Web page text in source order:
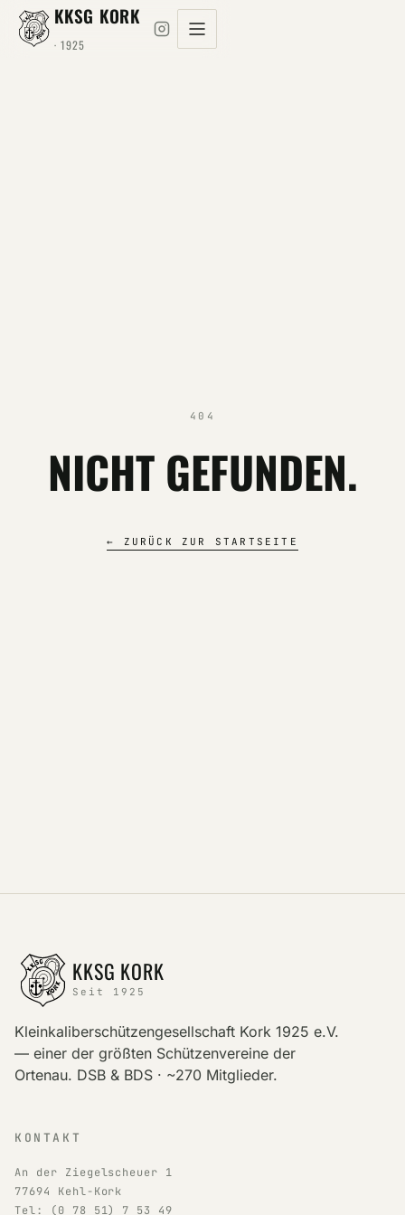
KKSG KORK
· 1925
404
NICHT GEFUNDEN.
← ZURÜCK ZUR STARTSEITE
KKSG KORK
Seit 1925
Kleinkaliberschützengesellschaft Kork 1925 e.V.
— einer der größten Schützenvereine der
Ortenau. DSB & BDS · ~270 Mitglieder.
KONTAKT
An der Ziegelscheuer 1
77694 Kehl-Kork
Tel: (0 78 51) 7 53 49